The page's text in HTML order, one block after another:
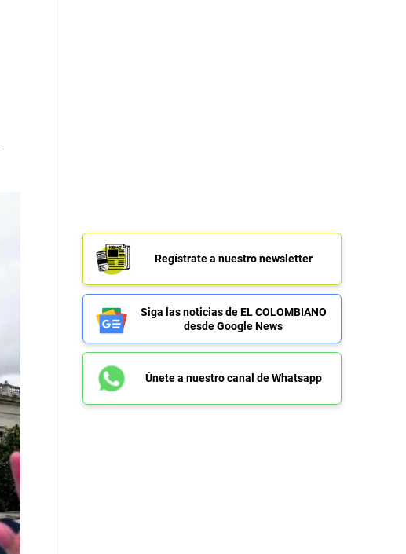
Regístrate a nuestro newsletter
Siga las noticias de EL COLOMBIANO
desde Google News
Únete a nuestro canal de Whatsapp